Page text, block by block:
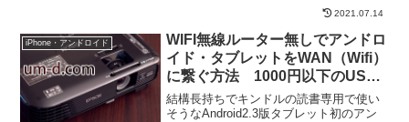
2021.07.14
iPhone・アンドロイド
WIFI無線ルーター無しでアンドロ
イド・タブレットをWAN（Wifi）
に繋ぐ方法 1000円以下のUSB
無線LANアダプタとソフトウエア
ルーターでPCを通してインター
結構長持ちでキンドルの読書専用で使い
そうなAndroid2.3版タブレット初のアン